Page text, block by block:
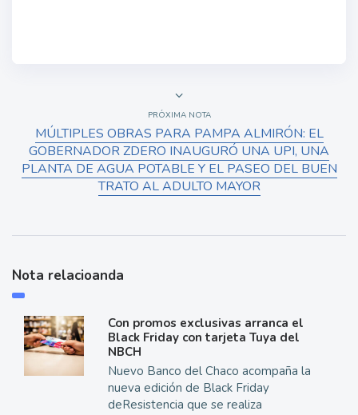
PRÓXIMA NOTA
MÚLTIPLES OBRAS PARA PAMPA ALMIRÓN: EL
GOBERNADOR ZDERO INAUGURÓ UNA UPI, UNA
PLANTA DE AGUA POTABLE Y EL PASEO DEL BUEN
TRATO AL ADULTO MAYOR
Nota relacioanda
Con promos exclusivas arranca el
Black Friday con tarjeta Tuya del
NBCH
Nuevo Banco del Chaco acompaña la
nueva edición de Black Friday
deResistencia que se realiza